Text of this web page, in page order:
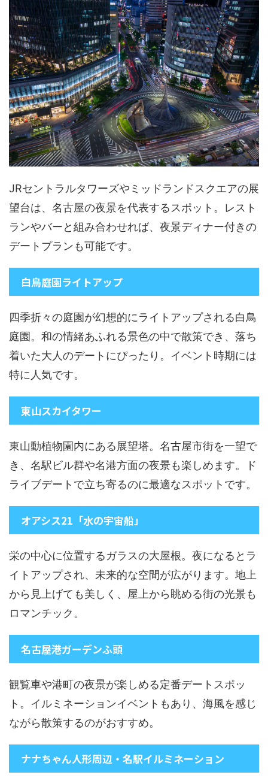
JRセントラルタワーズやミッドランドスクエアの展
望台は、名古屋の夜景を代表するスポット。レスト
ランやバーと組み合わせれば、夜景ディナー付きの
デートプランも可能です。
白鳥庭園ライトアップ
四季折々の庭園が幻想的にライトアップされる白鳥
庭園。和の情緒あふれる景色の中で散策でき、落ち
着いた大人のデートにぴったり。イベント時期には
特に人気です。
東山スカイタワー
東山動植物園内にある展望塔。名古屋市街を一望で
き、名駅ビル群や名港方面の夜景も楽しめます。ド
ライブデートで立ち寄るのに最適なスポットです。
オアシス21「水の宇宙船」
栄の中心に位置するガラスの大屋根。夜になるとラ
イトアップされ、未来的な空間が広がります。地上
から見上げても美しく、屋上から眺める街の光景も
ロマンチック。
名古屋港ガーデンふ頭
観覧車や港町の夜景が楽しめる定番デートスポッ
ト。イルミネーションイベントもあり、海風を感じ
ながら散策するのがおすすめ。
ナナちゃん人形周辺・名駅イルミネーション